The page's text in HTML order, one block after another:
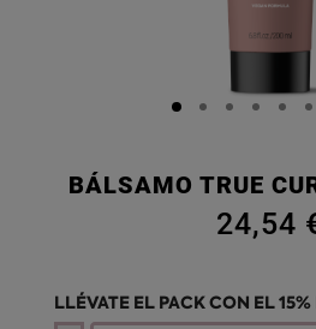
BÁLSAMO TRUE
24,54
LLÉVATE EL PACK CON EL